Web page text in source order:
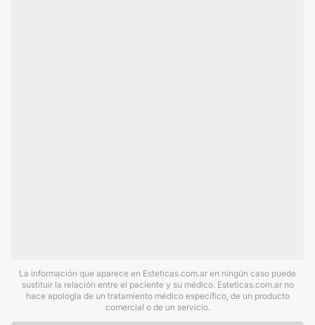
La información que aparece en Esteticas.com.ar en ningún caso puede
sustituir la relación entre el paciente y su médico. Esteticas.com.ar no
hace apología de un tratamiento médico específico, de un producto
comercial o de un servicio.